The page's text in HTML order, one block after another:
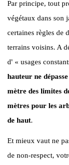
Par principe, tout
végétaux dans son
certaines règles de
terrains voisins. A
d' « usages
hauteur ne
mètre des limites
mètres pour les
de haut.
Et mieux vaut ne
de non-respect,